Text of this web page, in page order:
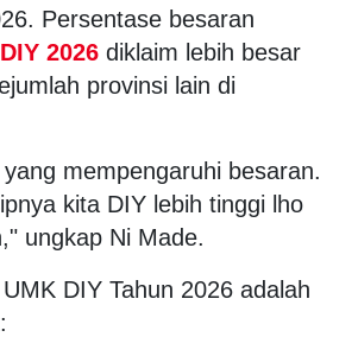
Persentase besaran
2026 diklaim lebih besar
provinsi lain di
mempengaruhi besaran.
kita DIY lebih tinggi lho
ungkap Ni Made.
DIY Tahun 2026 adalah